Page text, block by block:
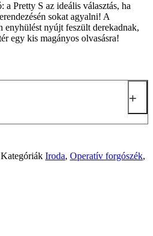
a Pretty S az ideális választás, ha
sokat agyalni! A
enyhülést nyújt feszült derekadnak,
egy kis magányos olvasásra!
+
Kategóriák Iroda, Operatív forgószék,